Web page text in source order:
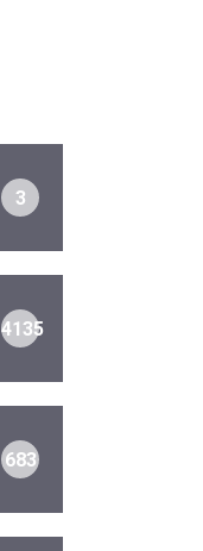
3
4135
683